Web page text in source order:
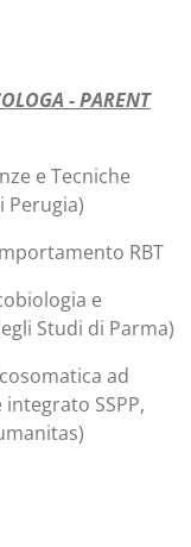
- PARENT
e Tecniche
Perugia)
RBT
e
Studi di Parma)
ad
SSPP,